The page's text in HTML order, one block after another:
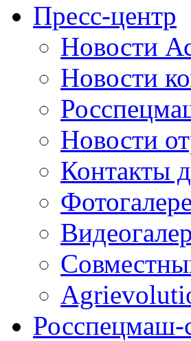
Пресс-центр
Новости
Новости
Новости
Контакты
Росспецмаш-